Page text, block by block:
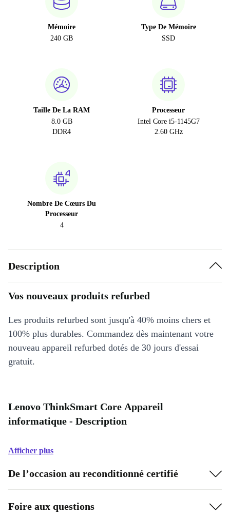
Mémoire
240 GB
Type De Mémoire
SSD
Taille De La RAM
8.0 GB
DDR4
Processeur
Intel Core i5-1145G7
2.60 GHz
Nombre De Cœurs Du
Processeur
4
Description
Vos nouveaux produits refurbed
Les produits refurbed sont jusqu'à 40% moins chers et
100% plus durables. Commandez dès maintenant votre
nouveau appareil refurbed dotés de 30 jours d'essai
gratuit.
Lenovo ThinkSmart Core Appareil
informatique - Description
Afficher plus
De l’occasion au reconditionné certifié
Foire aux questions